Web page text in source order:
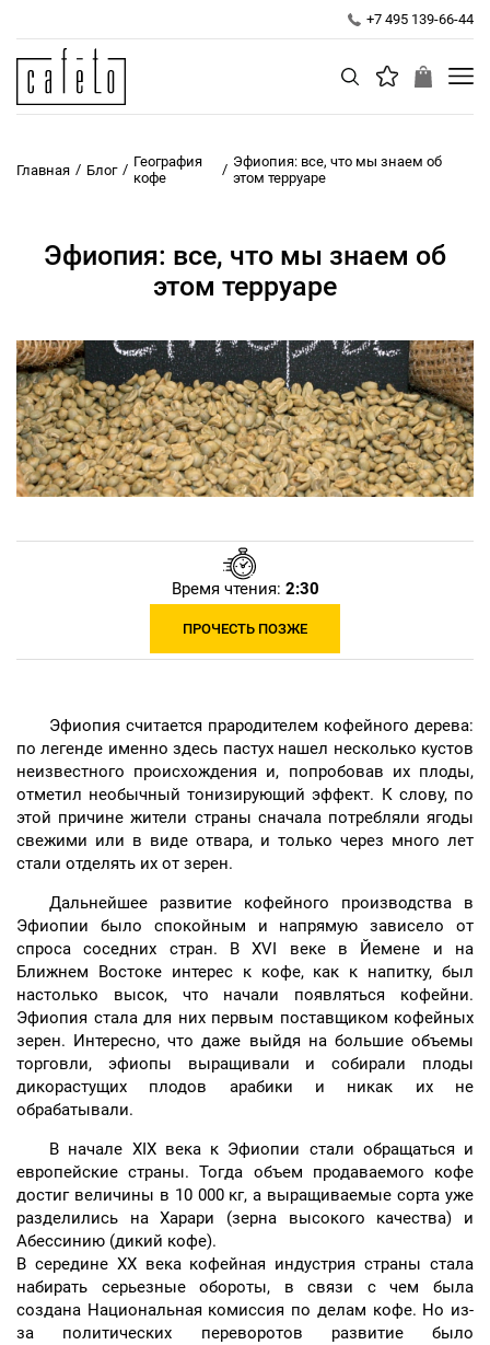
+7 495 139-66-44
Главная / Блог / География
кофе
/ Эфиопия: все, что мы знаем об
этом терруаре
Эфиопия: все, что мы знаем об
этом терруаре
Время чтения: 2:30
ПРОЧЕСТЬ ПОЗЖЕ
Эфиопия считается прародителем кофейного дерева:
по легенде именно здесь пастух нашел несколько кустов
неизвестного происхождения и, попробовав их плоды,
отметил необычный тонизирующий эффект. К слову, по
этой причине жители страны сначала потребляли ягоды
свежими или в виде отвара, и только через много лет
стали отделять их от зерен.
Дальнейшее развитие кофейного производства в
Эфиопии было спокойным и напрямую зависело от
спроса соседних стран. В XVI веке в Йемене и на
Ближнем Востоке интерес к кофе, как к напитку, был
настолько высок, что начали появляться кофейни.
Эфиопия стала для них первым поставщиком кофейных
зерен. Интересно, что даже выйдя на большие объемы
торговли, эфиопы выращивали и собирали плоды
дикорастущих плодов арабики и никак их не
обрабатывали.
В начале XIX века к Эфиопии стали обращаться и
европейские страны. Тогда объем продаваемого кофе
достиг величины в 10 000 кг, а выращиваемые сорта уже
разделились на Харари (зерна высокого качества) и
Абессинию (дикий кофе).
В середине XX века кофейная индустрия страны стала
набирать серьезные обороты, в связи с чем была
создана Национальная комиссия по делам кофе. Но из-
за политических переворотов развитие было